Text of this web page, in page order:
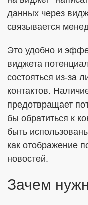
данных через
связывается
Это удобно и
виджета
состояться из-за
контактов.
предотвращает
бы обратиться к
быть
как отображение
новостей.
Зачем